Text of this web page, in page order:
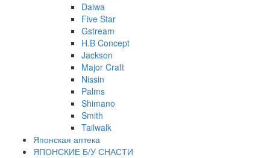
Daiwa
Five Star
Gstream
H.B Concept
Jackson
Major Craft
Nissin
Palms
Shimano
Smith
Tailwalk
Японская аптека
ЯПОНСКИЕ Б/У СНАСТИ